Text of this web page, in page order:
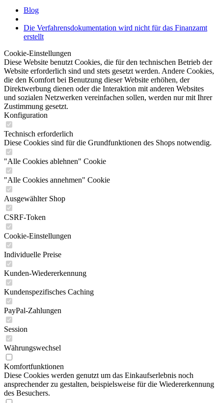
Blog
Die Verfahrensdokumentation wird nicht für das Finanzamt
erstellt
Cookie-Einstellungen
Diese Website benutzt Cookies, die für den technischen Betrieb der
Website erforderlich sind und stets gesetzt werden. Andere Cookies,
die den Komfort bei Benutzung dieser Website erhöhen, der
Direktwerbung dienen oder die Interaktion mit anderen Websites
und sozialen Netzwerken vereinfachen sollen, werden nur mit Ihrer
Zustimmung gesetzt.
Konfiguration
Technisch erforderlich
Diese Cookies sind für die Grundfunktionen des Shops notwendig.
"Alle Cookies ablehnen" Cookie
"Alle Cookies annehmen" Cookie
Ausgewählter Shop
CSRF-Token
Cookie-Einstellungen
Individuelle Preise
Kunden-Wiedererkennung
Kundenspezifisches Caching
PayPal-Zahlungen
Session
Währungswechsel
Komfortfunktionen
Diese Cookies werden genutzt um das Einkaufserlebnis noch
ansprechender zu gestalten, beispielsweise für die Wiedererkennung
des Besuchers.